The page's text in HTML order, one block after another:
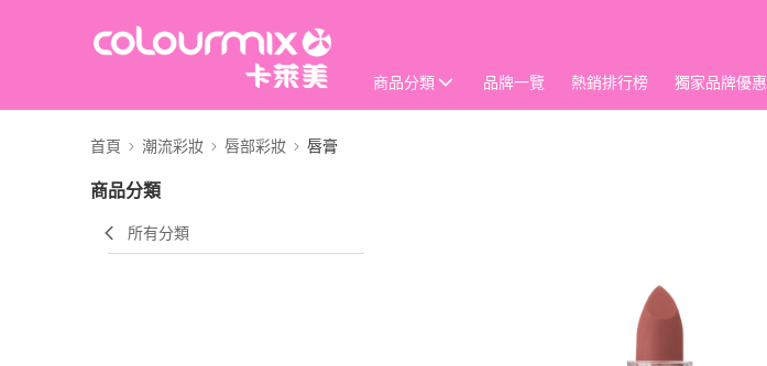
商品分類 品牌一覽 熱銷排行榜 獨家品牌優惠
首頁 潮流彩妝 唇部彩妝 唇膏
商品分類
所有分類